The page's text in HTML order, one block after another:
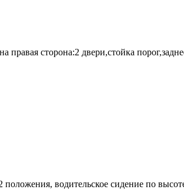
правая сторона:2 двери,стойка
положения, водительское сидение по